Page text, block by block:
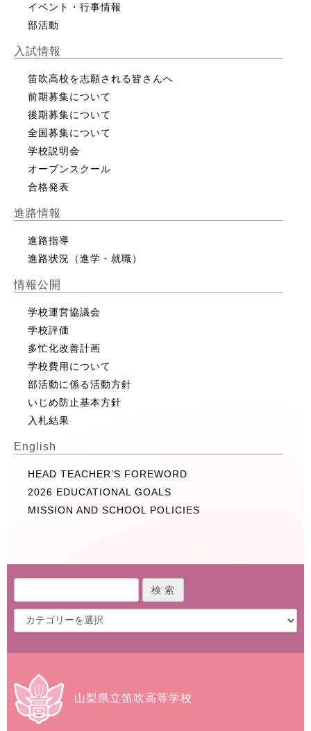
イベント・行事情報
部活動
入試情報
笛吹高校を志願される皆さんへ
前期募集について
後期募集について
全国募集について
学校説明会
オープンスクール
合格発表
進路情報
進路指導
進路状況（進学・就職）
情報公開
学校運営協議会
学校評価
多忙化改善計画
学校費用について
部活動に係る活動方針
いじめ防止基本方針
入札結果
English
HEAD TEACHER’S FOREWORD
2026 EDUCATIONAL GOALS
MISSION AND SCHOOL POLICIES
山梨県立笛吹高等学校